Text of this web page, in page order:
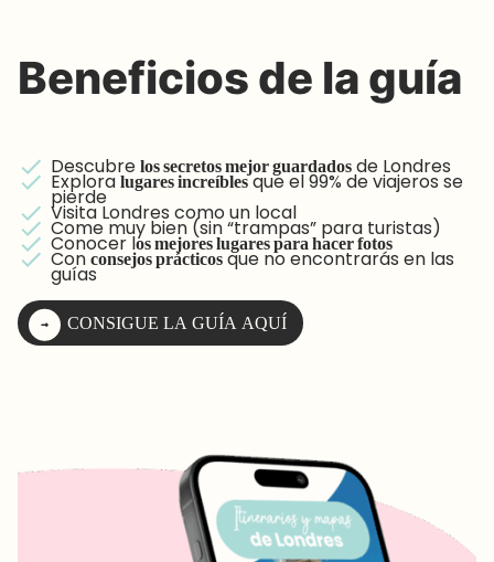
Beneficios de la guía
Descubrelos secretos mejor guardadosde Londres
Exploralugares increíblesque el 99% de viajeros se
pierde
Visita Londres como un local
Come muy bien (sin “trampas” para turistas)
Conocer los mejores lugares para hacer fotos
Conconsejos prácticosque no encontrarás en las
guías
CONSIGUE LA GUÍA AQUÍ